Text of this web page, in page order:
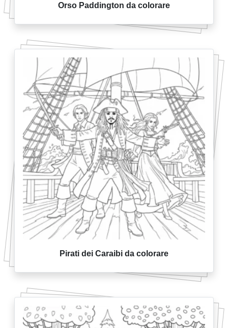
Orso Paddington da colorare
Pirati dei Caraibi da colorare